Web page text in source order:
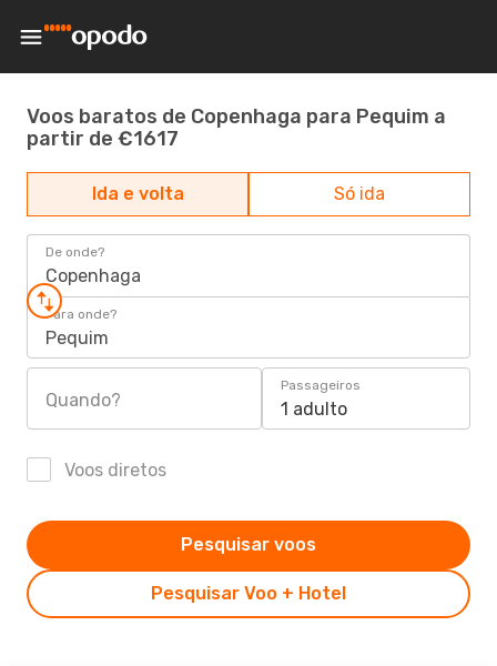
Voos baratos de Copenhaga para Pequim a
partir de €1617
Ida e volta Só ida
De onde?
Copenhaga
Para onde?
Pequim
Quando?
Passageiros
1 adulto
Voos diretos
Pesquisar Voo + Hotel
Pesquisar voos